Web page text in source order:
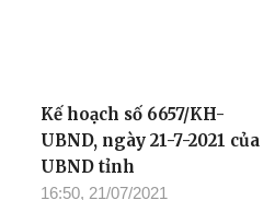
Kế hoạch số 6657/KH-
UBND, ngày 21-7-2021 của
UBND tỉnh
16:50, 21/07/2021